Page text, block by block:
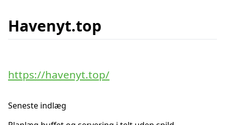
Havenyt.top
https://havenyt.top/
Seneste indlæg